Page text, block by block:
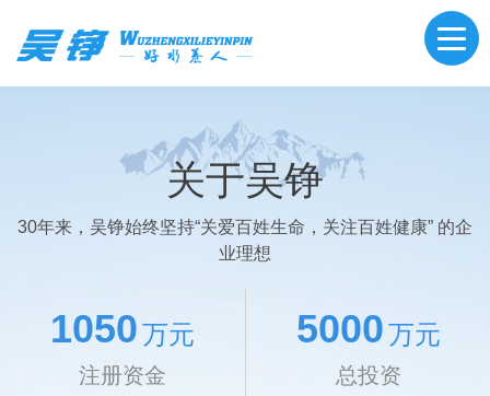
关于吴铮
30年来，吴铮始终坚持“关爱百姓生命，关注百姓健康” 的企
业理想
1050万元
注册资金
5000万元
总投资